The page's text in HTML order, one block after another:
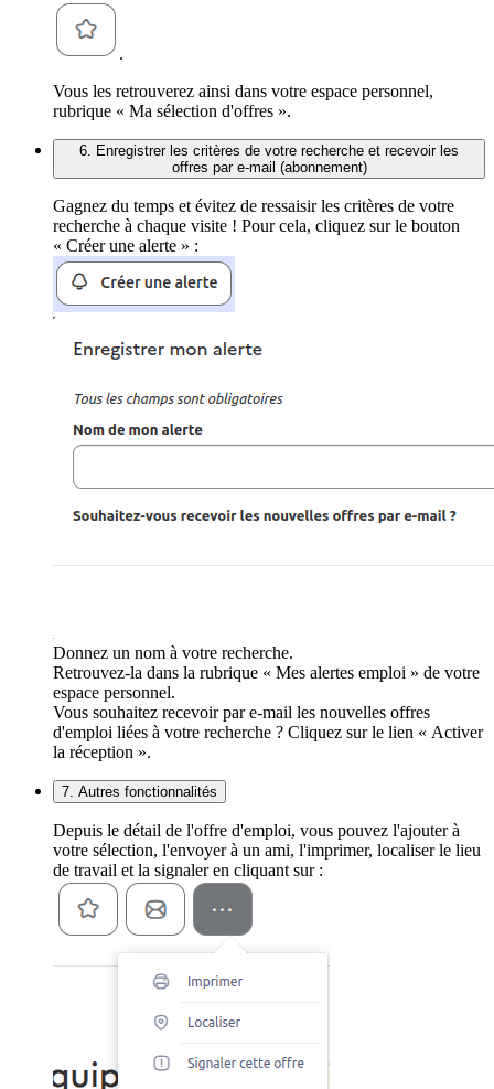
.
Vous les retrouverez ainsi dans votre espace personnel,
rubrique « Ma sélection d'offres ».
6. Enregistrer les critères de votre recherche et recevoir les
offres par e-mail (abonnement)
Gagnez du temps et évitez de ressaisir les critères de votre
recherche à chaque visite ! Pour cela, cliquez sur le bouton
« Créer une alerte » :
Donnez un nom à votre recherche.
Retrouvez-la dans la rubrique « Mes alertes emploi » de votre
espace personnel.
Vous souhaitez recevoir par e-mail les nouvelles offres
d'emploi liées à votre recherche ? Cliquez sur le lien « Activer
la réception ».
7. Autres fonctionnalités
Depuis le détail de l'offre d'emploi, vous pouvez l'ajouter à
votre sélection, l'envoyer à un ami, l'imprimer, localiser le lieu
de travail et la signaler en cliquant sur :